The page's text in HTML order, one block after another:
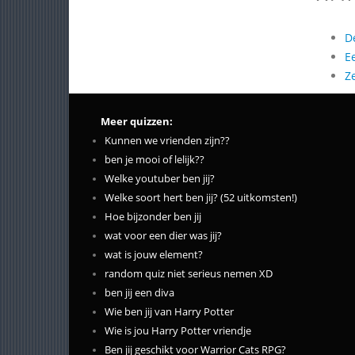
Meer quizzen:
Kunnen we vrienden zijn??
ben je mooi of lelijk??
Welke youtuber ben jij?
Welke soort hert ben jij? (52 uitkomsten!)
Hoe bijzonder ben jij
wat voor een dier was jij?
wat is jouw element?
random quiz niet serieus nemen XD
ben jij een diva
Wie ben jij van Harry Potter
Wie is jou Harry Potter vriendje
Ben jij geschikt voor Warrior Cats RPG?